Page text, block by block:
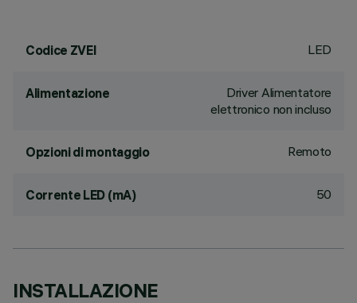
Codice ZVEI LED
Alimentazione
Driver Alimentatore
elettronico non incluso
Opzioni di montaggio Remoto
Corrente LED (mA) 50
INSTALLAZIONE